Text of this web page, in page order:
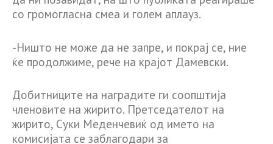
со громогласна смеа и голем аплауз.
-Ништо не може да не запре, и покрај се, ние
ќе продолжиме, рече на крајот Дамевски.
Добитниците на наградите ги соопштија
членовите на жирито. Претседателот на
жирито, Суки Меденчевиќ од името на
комисијата се заблагодари за